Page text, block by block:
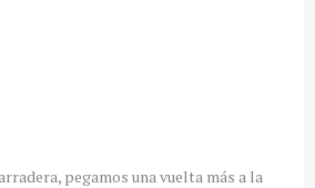
pegamos una vuelta más a la